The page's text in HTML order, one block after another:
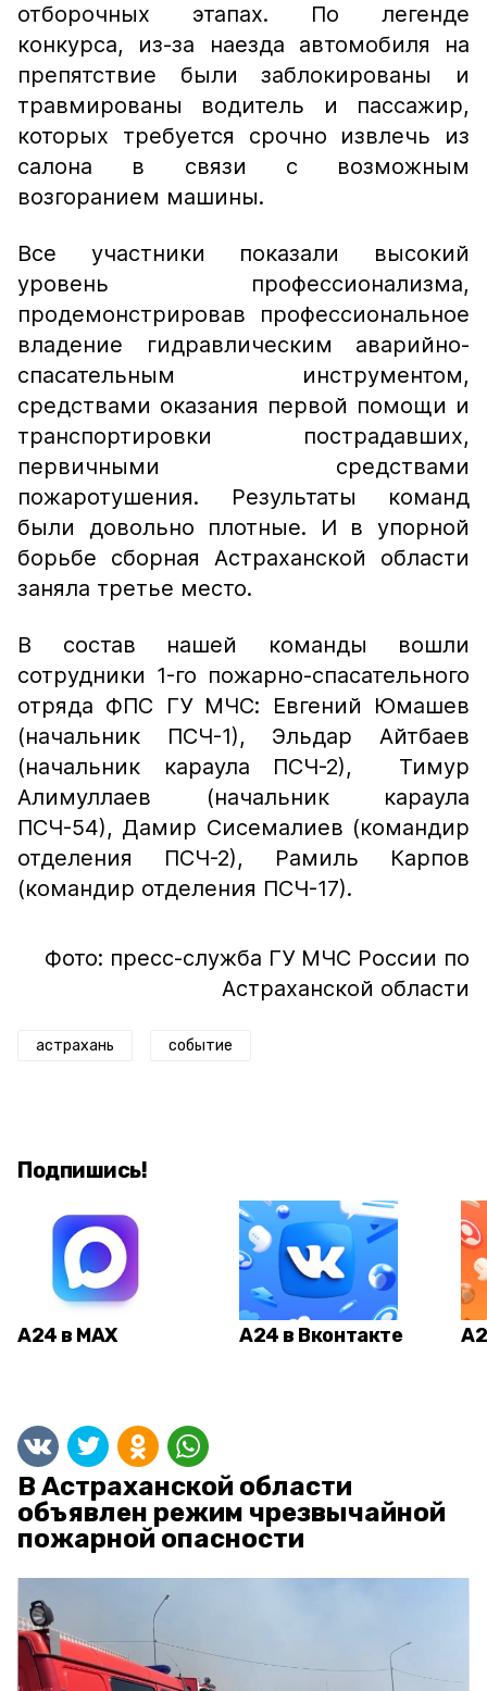
отборочных этапах. По легенде
конкурса, из-за наезда автомобиля на
препятствие были заблокированы и
травмированы водитель и пассажир,
которых требуется срочно извлечь из
салона в связи с возможным
возгоранием машины.
Все участники показали высокий
уровень профессионализма,
продемонстрировав профессиональное
владение гидравлическим аварийно-
спасательным инструментом,
средствами оказания первой помощи и
транспортировки пострадавших,
первичными средствами
пожаротушения. Результаты команд
были довольно плотные. И в упорной
борьбе сборная Астраханской области
заняла третье место.
В состав нашей команды вошли
сотрудники 1-го пожарно-спасательного
отряда ФПС ГУ МЧС: Евгений Юмашев
(начальник ПСЧ-1), Эльдар Айтбаев
(начальник караула ПСЧ-2), Тимур
Алимуллаев (начальник караула
ПСЧ-54), Дамир Сисемалиев (командир
отделения ПСЧ-2), Рамиль Карпов
(командир отделения ПСЧ-17).
Фото: пресс-служба ГУ МЧС России по
Астраханской области
астрахань событие
Подпишись!
А24 в MAX А24 в Вконтакте
В Астраханской области
объявлен режим чрезвычайной
пожарной опасности